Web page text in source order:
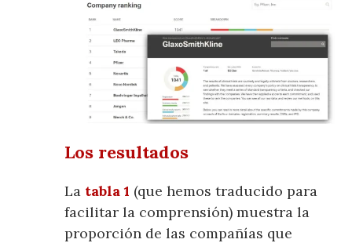
Los resultados
La tabla 1 (que hemos traducido para
facilitar la comprensión) muestra la
proporción de las compañías que